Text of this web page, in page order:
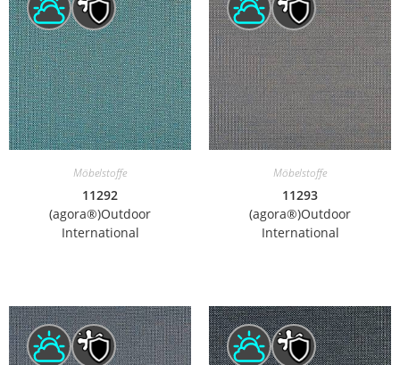
Möbelstoffe
11292
(agora®)Outdoor
International
Möbelstoffe
11293
(agora®)Outdoor
International